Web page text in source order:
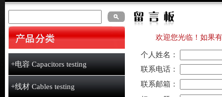
+电容 Capacitors testing
+线材 Cables testing
欢迎您光临！如果
个人姓名：
联系电话：
联系邮箱：